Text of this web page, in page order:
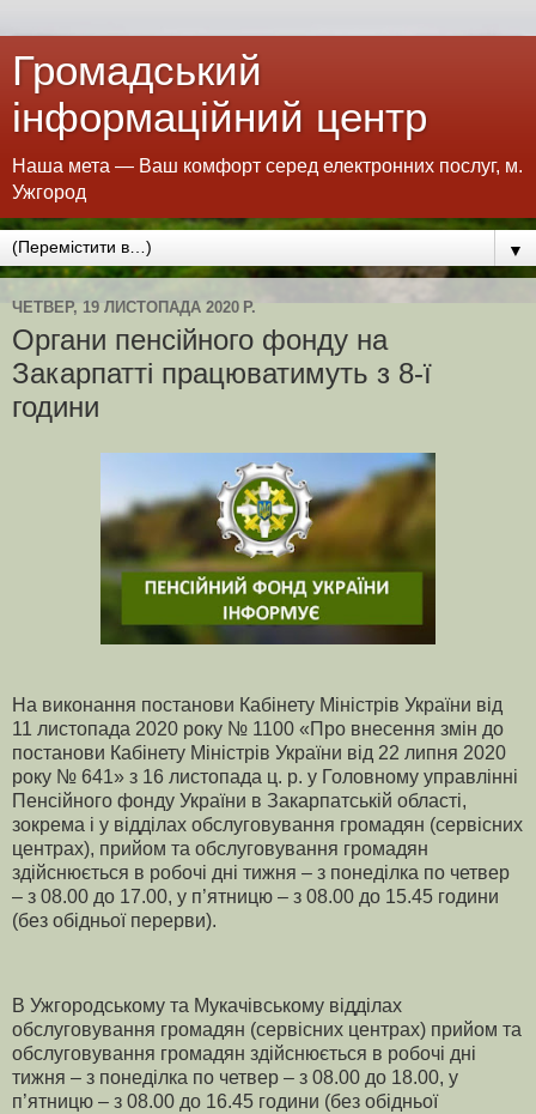
Громадський
інформаційний центр
Наша мета — Ваш комфорт серед електронних послуг, м.
Ужгород
▼
ЧЕТВЕР, 19 ЛИСТОПАДА 2020 Р.
Органи пенсійного фонду на
Закарпатті працюватимуть з 8-ї
години
На виконання постанови Кабінету Міністрів України від
11 листопада 2020 року № 1100 «Про внесення змін до
постанови Кабінету Міністрів України від 22 липня 2020
року № 641» з 16 листопада ц. р. у Головному управлінні
Пенсійного фонду України в Закарпатській області,
зокрема і у відділах обслуговування громадян (сервісних
центрах), прийом та обслуговування громадян
здійснюється в робочі дні тижня – з понеділка по четвер
– з 08.00 до 17.00, у п’ятницю – з 08.00 до 15.45 години
(без обідньої перерви).
В Ужгородському та Мукачівському відділах
обслуговування громадян (сервісних центрах) прийом та
обслуговування громадян здійснюється в робочі дні
тижня – з понеділка по четвер – з 08.00 до 18.00, у
п’ятницю – з 08.00 до 16.45 години (без обідньої